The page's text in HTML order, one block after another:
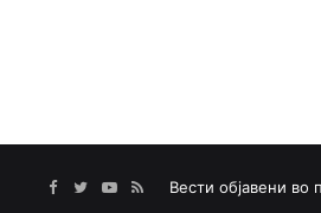
Вести објавени во
Facebook
TwitterYouTube
RSS